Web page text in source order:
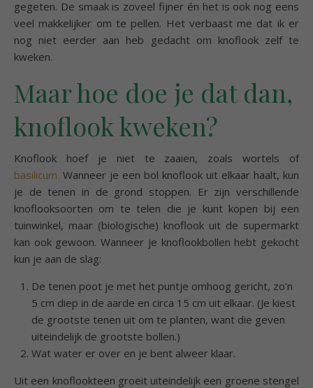
gegeten. De smaak is zoveel fijner én het is ook nog eens
veel makkelijker om te pellen. Het verbaast me dat ik er
nog niet eerder aan heb gedacht om knoflook zelf te
kweken.
Maar hoe doe je dat dan,
knoflook kweken?
Knoflook hoef je niet te zaaien, zoals wortels of
basilicum. Wanneer je een bol knoflook uit elkaar haalt, kun
je de tenen in de grond stoppen. Er zijn verschillende
knoflooksoorten om te telen die je kunt kopen bij een
tuinwinkel, maar (biologische) knoflook uit de supermarkt
kan ook gewoon. Wanneer je knoflookbollen hebt gekocht
kun je aan de slag:
De tenen poot je met het puntje omhoog gericht, zo’n
5 cm diep in de aarde en circa 15 cm uit elkaar. (Je kiest
de grootste tenen uit om te planten, want die geven
uiteindelijk de grootste bollen.)
Wat water er over en je bent alweer klaar.
Uit een knoflookteen groeit uiteindelijk een groene stengel